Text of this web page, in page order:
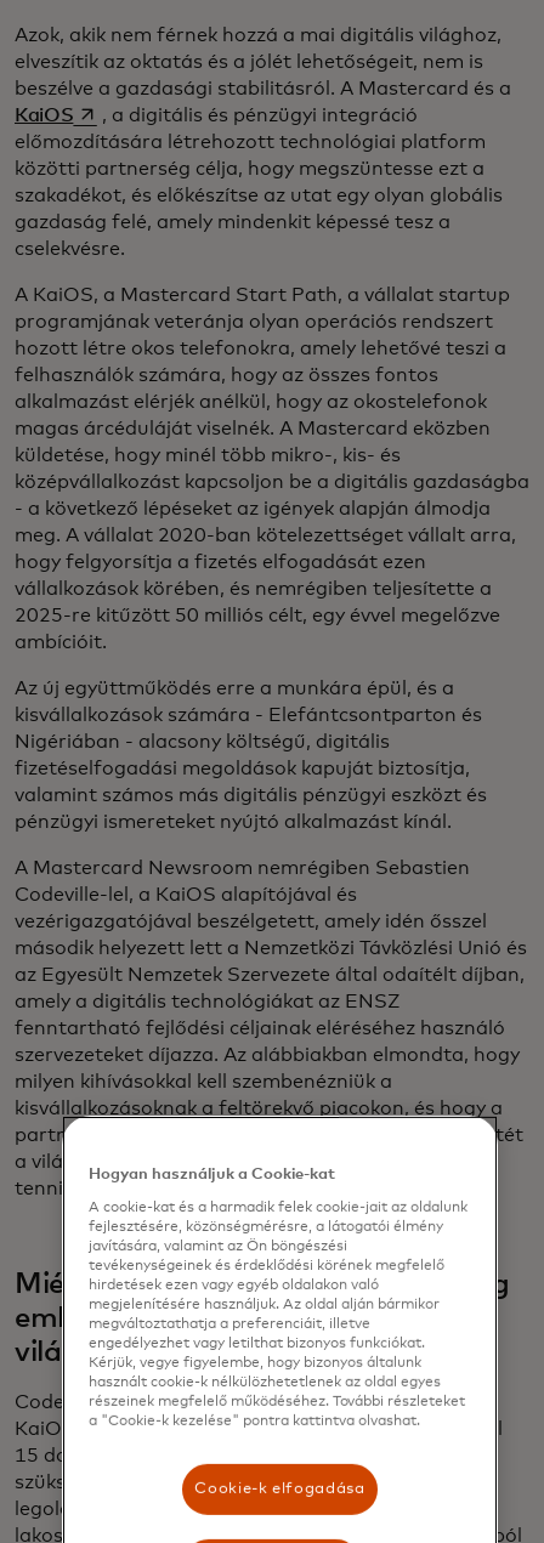
Azok, akik nem férnek hozzá a mai digitális világhoz,
elveszítik az oktatás és a jólét lehetőségeit, nem is
beszélve a gazdasági stabilitásról. A Mastercard és a
KaiOSopens in a new tab
, a digitális és pénzügyi integráció
előmozdítására létrehozott technológiai platform
közötti partnerség célja, hogy megszüntesse ezt a
szakadékot, és előkészítse az utat egy olyan globális
gazdaság felé, amely mindenkit képessé tesz a
cselekvésre.
A KaiOS, a Mastercard Start Path, a vállalat startup
programjának veteránja olyan operációs rendszert
hozott létre okos telefonokra, amely lehetővé teszi a
felhasználók számára, hogy az összes fontos
alkalmazást elérjék anélkül, hogy az okostelefonok
magas árcéduláját viselnék. A Mastercard eközben
küldetése, hogy minél több mikro-, kis- és
középvállalkozást kapcsoljon be a digitális gazdaságba
- a következő lépéseket az igények alapján álmodja
meg. A vállalat 2020-ban kötelezettséget vállalt arra,
hogy felgyorsítja a fizetés elfogadását ezen
vállalkozások körében, és nemrégiben teljesítette a
2025-re kitűzött 50 milliós célt, egy évvel megelőzve
ambícióit.
Az új együttműködés erre a munkára épül, és a
kisvállalkozások számára - Elefántcsontparton és
Nigériában - alacsony költségű, digitális
fizetéselfogadási megoldások kapuját biztosítja,
valamint számos más digitális pénzügyi eszközt és
pénzügyi ismereteket nyújtó alkalmazást kínál.
A Mastercard Newsroom nemrégiben Sebastien
Codeville-lel, a KaiOS alapítójával és
vezérigazgatójával beszélgetett, amely idén ősszel
második helyezett lett a Nemzetközi Távközlési Unió és
az Egyesült Nemzetek Szervezete által odaítélt díjban,
amely a digitális technológiákat az ENSZ
fenntartható fejlődési céljainak eléréséhez használó
szervezeteket díjazza. Az alábbiakban elmondta, hogy
milyen kihívásokkal kell szembenézniük a
kisvállalkozásoknak a feltörekvő piacokon, és hogy a
partnerség hogyan tudja a digitális gazdaság ígéretét
a világ több millió vállalkozója számára elérhetővé
tenni.
Miért nem csatlakoznak még mindig
emberek milliárdjai az internethez
világszerte?
Codeville: Az egyik a készülék megfizethetősége. A
KaiOS kutatása szerint egy fogyasztónak körülbelül
15 dollár napi rendelkezésre álló jövedelemre van
szüksége ahhoz, hogy megengedhesse magának a
legolcsóbb okostelefont, ugyanakkor a világ
lakosságának mintegy fele kevesebb mint 10 dollárból
Hogyan használjuk a Cookie-kat
A cookie-kat és a harmadik felek cookie-jait az oldalunk
fejlesztésére, közönségmérésre, a látogatói élmény
javítására, valamint az Ön böngészési
tevékenységeinek és érdeklődési körének megfelelő
hirdetések ezen vagy egyéb oldalakon való
megjelenítésére használjuk. Az oldal alján bármikor
megváltoztathatja a preferenciáit, illetve
engedélyezhet vagy letilthat bizonyos funkciókat.
Kérjük, vegye figyelembe, hogy bizonyos általunk
használt cookie-k nélkülözhetetlenek az oldal egyes
részeinek megfelelő működéséhez. További részleteket
a "Cookie-k kezelése" pontra kattintva olvashat.
Cookie-k elfogadása